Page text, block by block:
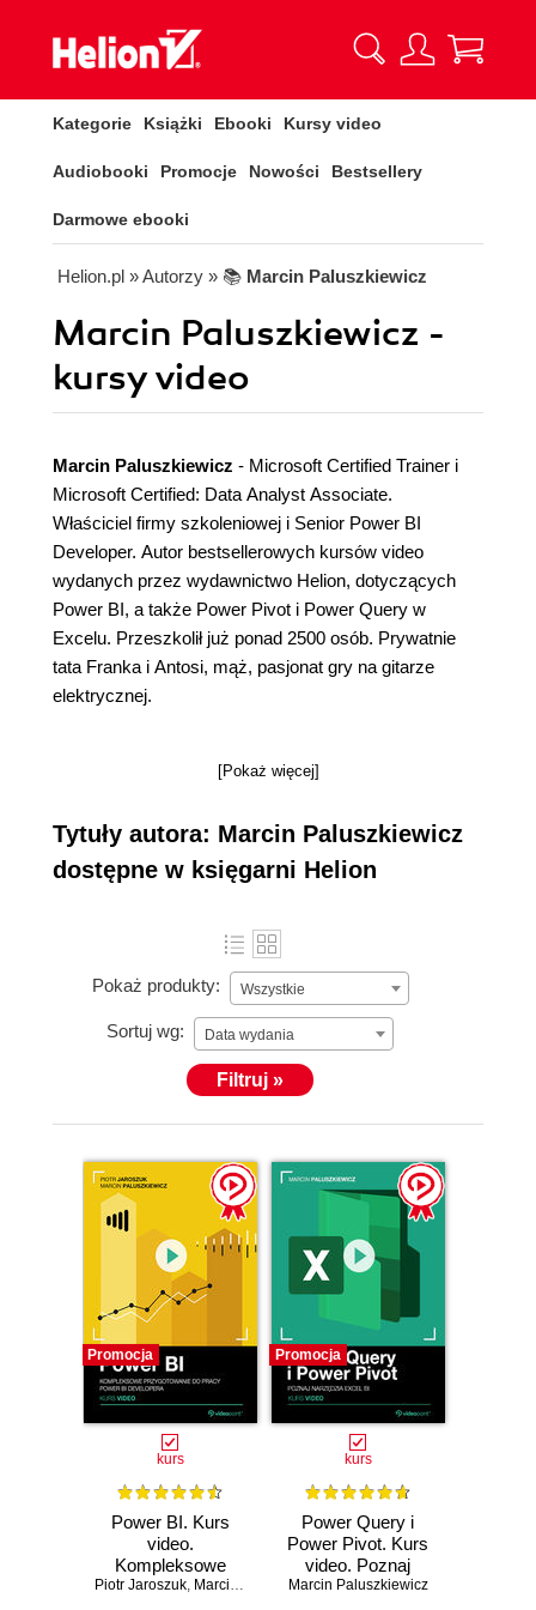
Kategorie Książki Ebooki Kursy video
Audiobooki Promocje Nowości Bestsellery
Darmowe ebooki
Helion.pl » Autorzy » 📚 Marcin Paluszkiewicz
Marcin Paluszkiewicz -
kursy video
Marcin Paluszkiewicz - Microsoft Certified Trainer i
Microsoft Certified: Data Analyst Associate.
Właściciel firmy szkoleniowej i Senior Power BI
Developer. Autor bestsellerowych kursów video
wydanych przez wydawnictwo Helion, dotyczących
Power BI, a także Power Pivot i Power Query w
Excelu. Przeszkolił już ponad 2500 osób. Prywatnie
tata Franka i Antosi, mąż, pasjonat gry na gitarze
elektrycznej.
[Pokaż więcej]
Tytuły autora: Marcin Paluszkiewicz
dostępne w księgarni Helion
Pokaż produkty: Wszystkie
Sortuj wg: Data wydania
Filtruj »
Promocja
kurs
Power BI. Kurs
video.
Kompleksowe
przygotowanie do
Piotr Jaroszuk, Marcin Paluszkiewicz
Promocja
kurs
Power Query i
Power Pivot. Kurs
video. Poznaj
narzędzia Excel BI
Marcin Paluszkiewicz